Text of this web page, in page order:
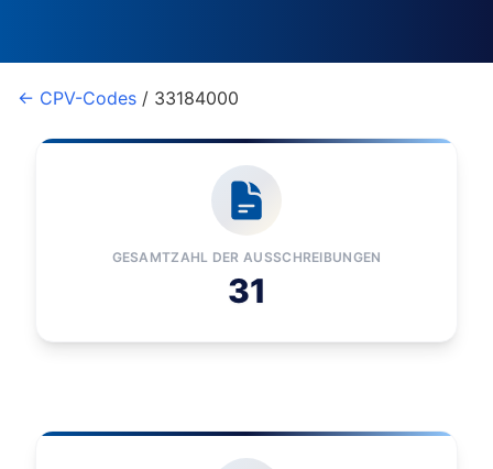
← CPV-Codes / 33184000
GESAMTZAHL DER AUSSCHREIBUNGEN
31